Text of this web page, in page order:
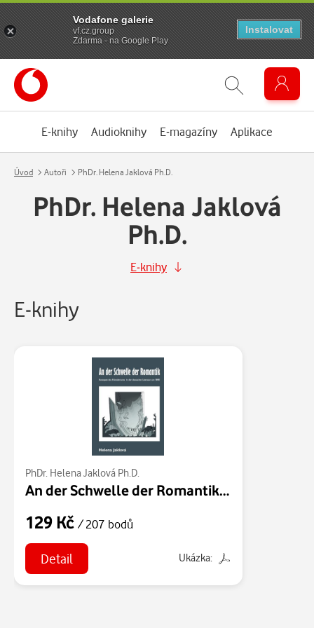
E-knihy Audioknihy E-magazíny Aplikace
Úvod Autoři PhDr. Helena Jaklová Ph.D.
PhDr. Helena Jaklová
Ph.D.
E-knihy
E-knihy
PhDr. Helena Jaklová Ph.D.
An der Schwelle der Romantik. Konzepte des Künstlertums in der deutschen Literatur um 1800
129 Kč / 207 bodů
Detail Ukázka:
Vodafone galerie
vf.cz.group
Zdarma - na Google Play
Instalovat